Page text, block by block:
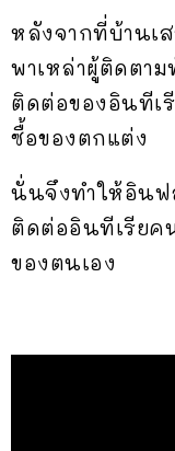
หลังจากที่บ้านเ
พาเหล่าผู้ติดตา
ติดต่อของอินทีเ
ซื้อของตกแต่ง
นั่นจึงทำให้อินฟ
ติดต่ออินทีเรียค
ของตนเอง